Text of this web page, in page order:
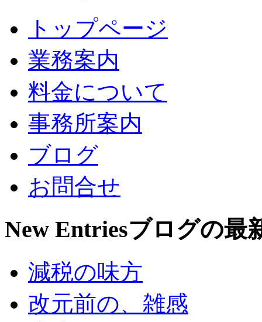
トップページ
業務案内
料金について
事務所案内
ブログ
お問合せ
New Entriesブログの最
減税の味方
改元前の、雑感